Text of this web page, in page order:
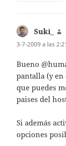
Suki_
3-7-2009 a las
Bueno
pantalla (y
que puedes
paises del
Si además
opciones